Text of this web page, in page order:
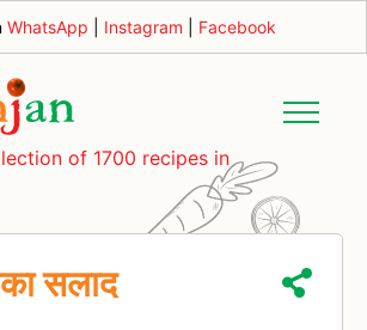
WhatsApp Instagram Facebook
of 1700 recipes in
सलाद